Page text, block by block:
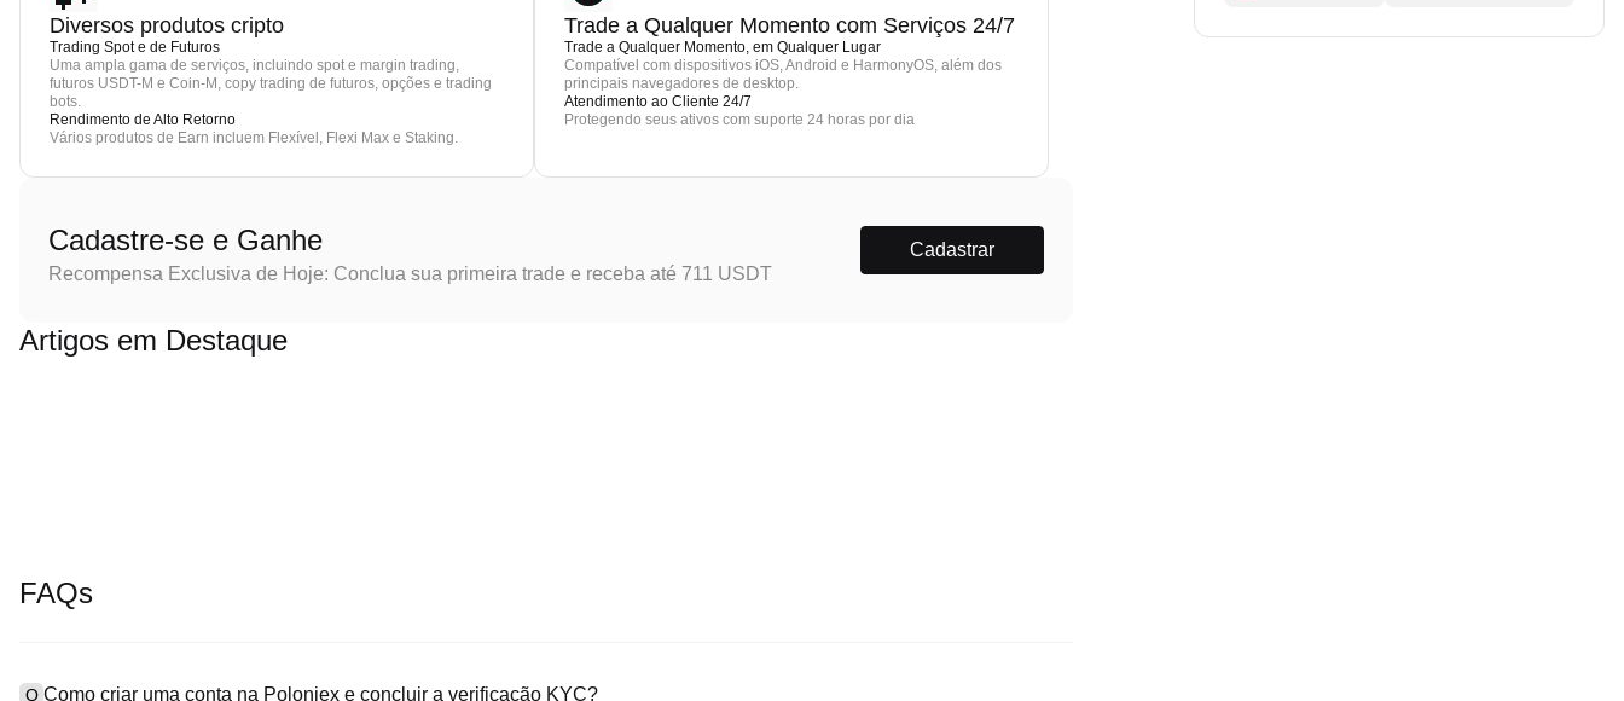
Diversos produtos cripto
Trading Spot e de Futuros
Uma ampla gama de serviços, incluindo spot e margin trading,
futuros USDT-M e Coin-M, copy trading de futuros, opções e trading
bots.
Rendimento de Alto Retorno
Vários produtos de Earn incluem Flexível, Flexi Max e Staking.
Trade a Qualquer Momento com Serviços 24/7
Trade a Qualquer Momento, em Qualquer Lugar
Compatível com dispositivos iOS, Android e HarmonyOS, além dos
principais navegadores de desktop.
Atendimento ao Cliente 24/7
Protegendo seus ativos com suporte 24 horas por dia
Cadastre-se e Ganhe
Recompensa Exclusiva de Hoje: Conclua sua primeira trade e receba até 711 USDT
Cadastrar
Artigos em Destaque
FAQs
Q Como criar uma conta na Poloniex e concluir a verificação KYC?